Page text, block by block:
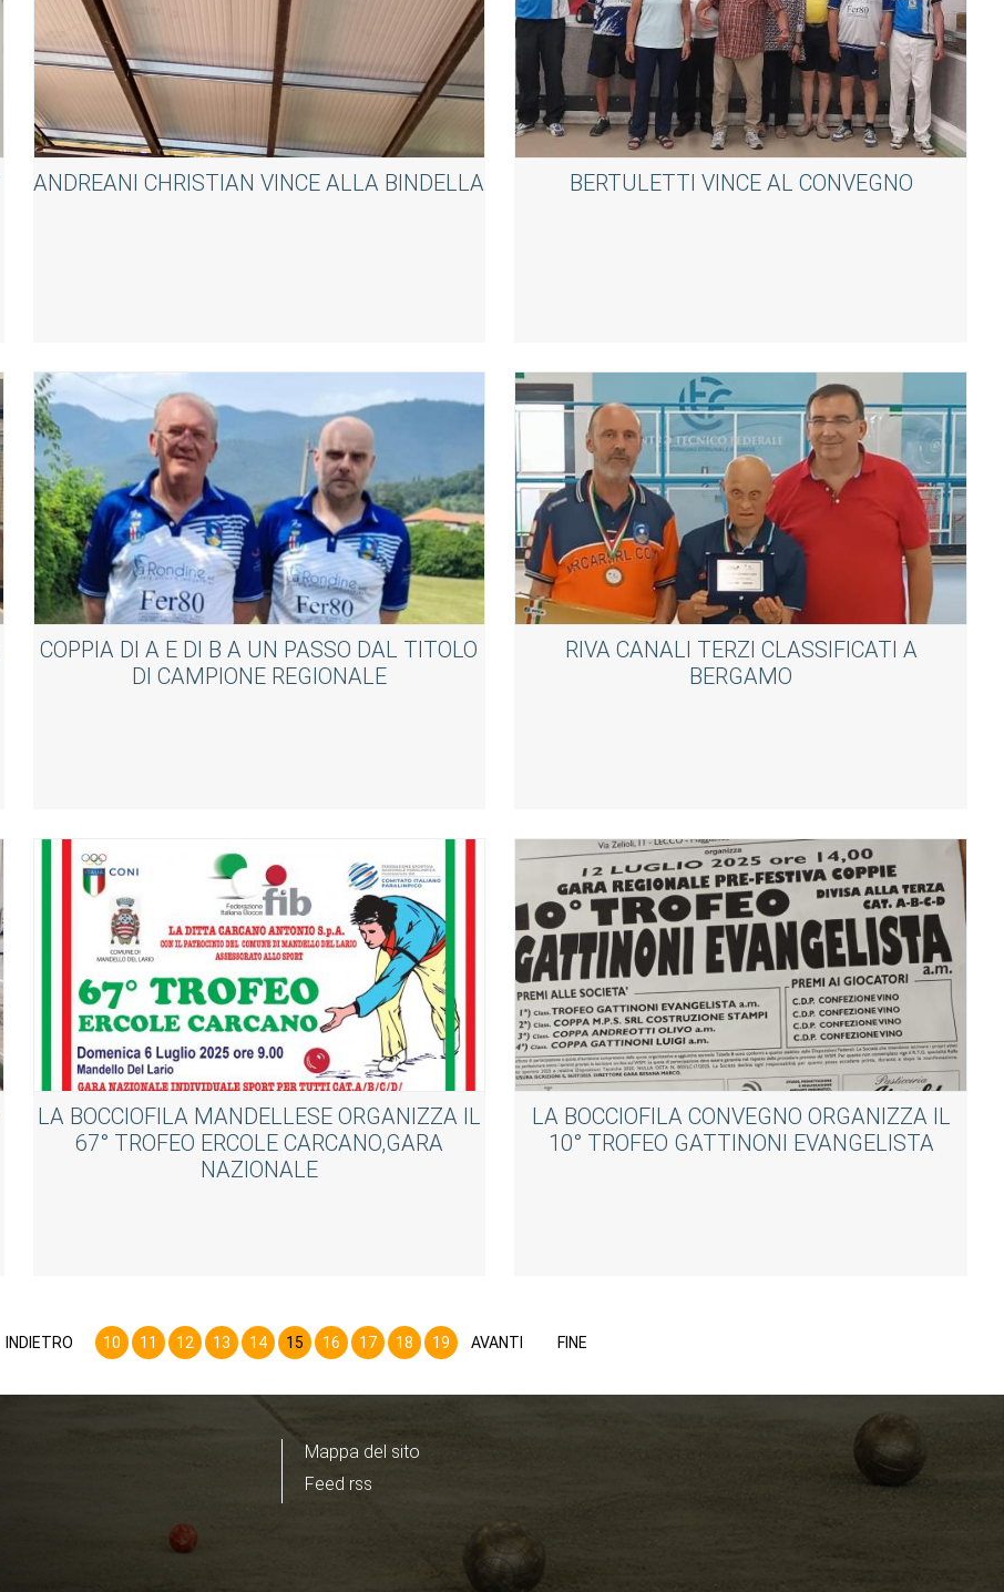
ANDREANI CHRISTIAN VINCE ALLA BINDELLA BERTULETTI VINCE AL CONVEGNO
COPPIA DI A E DI B A UN PASSO DAL TITOLO
DI CAMPIONE REGIONALE
RIVA CANALI TERZI CLASSIFICATI A
BERGAMO
LA BOCCIOFILA MANDELLESE ORGANIZZA IL
67° TROFEO ERCOLE CARCANO,GARA
NAZIONALE
LA BOCCIOFILA CONVEGNO ORGANIZZA IL
10° TROFEO GATTINONI EVANGELISTA
INDIETRO 10 11 12 13 14 15 16 17 18 19 AVANTI FINE
Mappa del sito
Feed rss